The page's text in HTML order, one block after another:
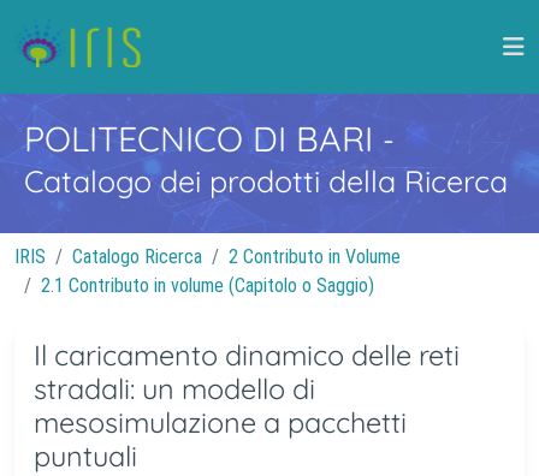
POLITECNICO DI BARI -
Catalogo dei prodotti della Ricerca
IRIS Catalogo Ricerca
2 Contributo in Volume
2.1 Contributo in volume (Capitolo o Saggio)
Il caricamento dinamico delle reti
stradali: un modello di
mesosimulazione a pacchetti
puntuali